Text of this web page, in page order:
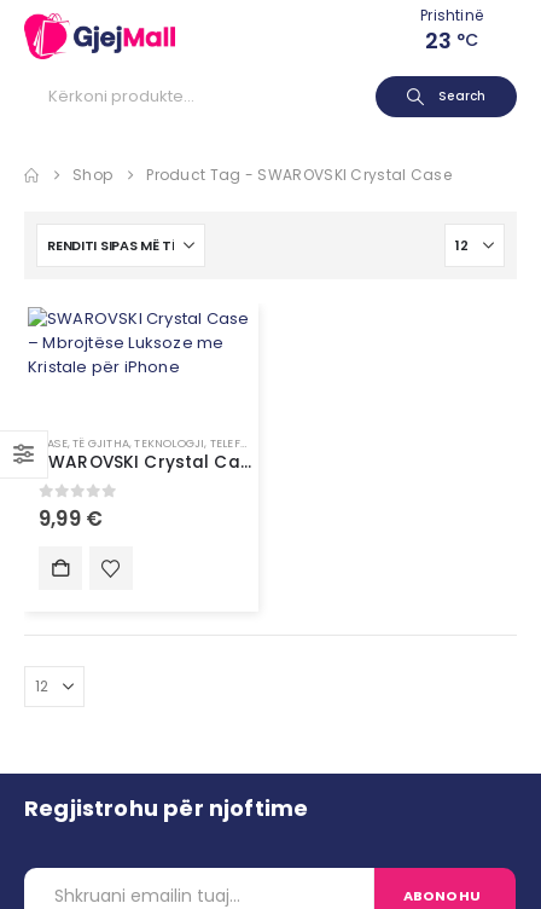
Prishtinë
23 °C
Search
Shop Product Tag - SWAROVSKI Crystal Case
CASE,TË GJITHA,TEKNOLOGJI, TELEFONË / SMARTWATCH
SWAROVSKI Crystal Case – Mbrojtëse Luksoze me Kristale për iPhone
0 out of 5
9,99 €
Regjistrohu për njoftime